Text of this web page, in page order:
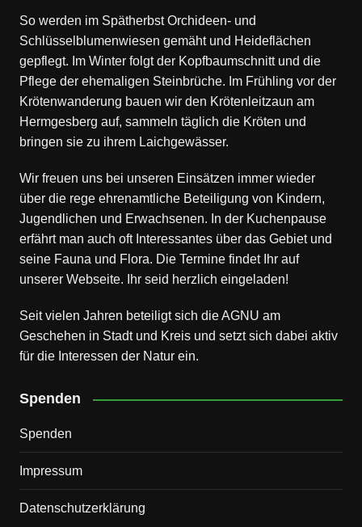
So werden im Spätherbst Orchideen- und
Schlüsselblumenwiesen gemäht und Heideflächen
gepflegt. Im Winter folgt der Kopfbaumschnitt und die
Pflege der ehemaligen Steinbrüche. Im Frühling vor der
Krötenwanderung bauen wir den Krötenleitzaun am
Hermgesberg auf, sammeln täglich die Kröten und
bringen sie zu ihrem Laichgewässer.
Wir freuen uns bei unseren Einsätzen immer wieder
über die rege ehrenamtliche Beteiligung von Kindern,
Jugendlichen und Erwachsenen. In der Kuchenpause
erfährt man auch oft Interessantes über das Gebiet und
seine Fauna und Flora. Die Termine findet Ihr auf
unserer Webseite. Ihr seid herzlich eingeladen!
Seit vielen Jahren beteiligt sich die AGNU am
Geschehen in Stadt und Kreis und setzt sich dabei aktiv
für die Interessen der Natur ein.
Spenden
Spenden
Impressum
Datenschutz­erklärung